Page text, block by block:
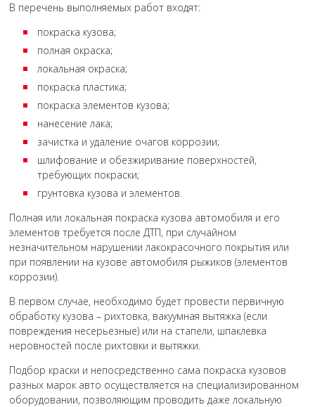
В перечень выполняемых работ входят:
покраска кузова;
полная окраска;
локальная окраска;
покраска пластика;
покраска элементов кузова;
нанесение лака;
зачистка и удаление очагов коррозии;
шлифование и обезжиривание поверхностей,
требующих покраски;
грунтовка кузова и элементов.
Полная или локальная покраска кузова автомобиля и его
элементов требуется после ДТП, при случайном
незначительном нарушении лакокрасочного покрытия или
при появлении на кузове автомобиля рыжиков (элементов
коррозии).
В первом случае, необходимо будет провести первичную
обработку кузова – рихтовка, вакуумная вытяжка (если
повреждения несерьезные) или на стапели, шпаклевка
неровностей после рихтовки и вытяжки.
Подбор краски и непосредственно сама покраска кузовов
разных марок авто осуществляется на специализированном
оборудовании, позволяющим проводить даже локальную